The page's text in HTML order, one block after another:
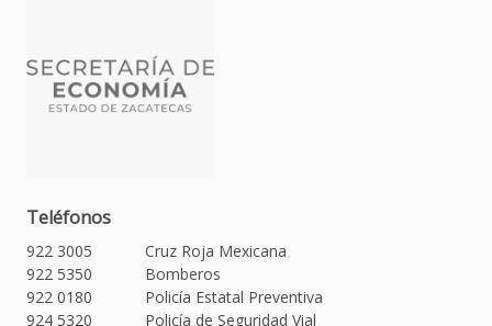
Teléfonos
922 3005
Cruz Roja Mexicana
922 5350
Bomberos
922 0180
Policía Estatal Preventiva
924 5320
Policía de Seguridad Vial